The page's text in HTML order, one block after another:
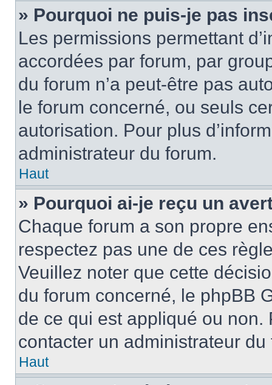
» Pourquoi ne puis-je pas
Les permissions permettant
accordées par forum, par
du forum n’a peut-être pas
le forum concerné, ou seuls
autorisation. Pour plus
administrateur du forum.
Haut
» Pourquoi ai-je reçu un
Chaque forum a son propre
respectez pas une de ces
Veuillez noter que cette
du forum concerné, le phpBB
de ce qui est appliqué ou non.
contacter un administrateur du
Haut